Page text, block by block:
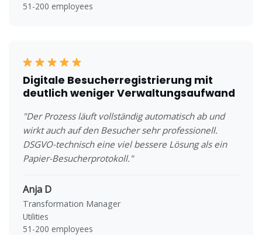
51-200 employees
Digitale Besucherregistrierung mit
deutlich weniger Verwaltungsaufwand
"Der Prozess läuft vollständig automatisch ab und
wirkt auch auf den Besucher sehr professionell.
DSGVO-technisch eine viel bessere Lösung als ein
Papier-Besucherprotokoll."
Anja D
Transformation Manager
Utilities
51-200 employees